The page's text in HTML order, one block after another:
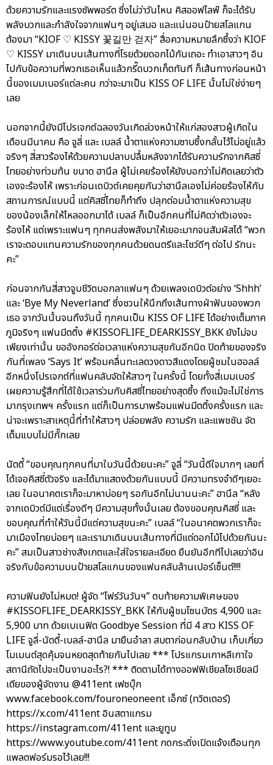
ด้วยความรักและแรงซัพพอร์ต ซึ่งไม่ว่าวันไหน คิสออฟไลฟ์ ก็จะได้รับ
พลังบวกและกำลังใจจากแฟนๆ อยู่เสมอ และแน่นอนป้ายสโลแกน
ต้องมา “KIOF ♡ KISSY 꽃길만 걷자” สื่อความหมายลึกซึ้งว่า KIOF
♡ KISSY มาเดินบนเส้นทางที่โรยด้วยดอกไม้กันเถอะ ทำเอาสาวๆ อิน
ไปกับข้อความที่พวกเธอเห็นแล้วกรี๊ดบวกเก็ตทันที ก็เส้นทางก่อนหน้า
นี้ของเมมเบอร์แต่ละคน กว่าจะมาเป็น KISS OF LIFE นั้นไม่ใช่ง่ายๆ
เลย
นอกจากนี้ยังมีโปรเจกต์ฉลองวันเกิดล่วงหน้าให้แก่สองสาวผู้เกิดใน
เดือนมีนาคม คือ จูลี่ และ เบลล์ น้ำตาแห่งความซาบซึ้งกลั้นไว้ไม่อยู่แล้ว
จริงๆ สี่สาวร้องไห้ด้วยความปลาบปลื้มหลังจากได้รับความรักจากคิสซี่
ไทยอย่างท่วมท้น ขนาด ฮานึล ผู้ไม่เคยร้องไห้ยังบอกว่าไม่คิดเลยว่าตัว
เองจะร้องไห้ เพราะก่อนเดบิวต์เคยคุยกันว่าฮานึลเองไม่ค่อยร้องไห้กับ
สถานการณ์แบบนี้ แต่คิสซี่ไทยก็ทำถึง ปลุกต่อมน้ำตาแห่งความสุข
ของน้องเล็กให้ไหลออกมาได้ เบลล์ ก็เป็นอีกคนที่ไม่คิดว่าตัวเองจะ
ร้องไห้ แต่เพราะแฟนๆ ทุกคนส่งพลังมาให้เยอะมากจนสัมผัสได้ “พวก
เราจะตอบแทนความรักของทุกคนด้วยดนตรีและโชว์ดีๆ ต่อไป รักนะ
คะ”
ก่อนจากกันสี่สาวจูบชีวิตบอกลาแฟนๆ ด้วยเพลงเดบิวต์อย่าง ‘Shhh’
และ ‘Bye My Neverland’ ซึ่งชวนให้นึกถึงเส้นทางฝ่าฟันของพวก
เธอ จากวันนั้นจนถึงวันนี้ ทุกคนเป็น KISS OF LIFE ได้อย่างเต็มภาค
ภูมิจริงๆ แฟนมีตติ้ง #KISSOFLIFE_DEARKISSY_BKK ยังไม่จบ
เพียงเท่านั้น ขออังกอร์ต่อเวลาแห่งความสุขกันอีกนิด ปิดท้ายของจริง
กันที่เพลง ‘Says It’ พร้อมคลื่นทะเลดวงดาวสีแดงโดยผู้ชมในฮอลล์
อีกหนึ่งโปรเจกต์ที่แฟนคลับจัดให้สาวๆ ในครั้งนี้ โดยทั้งสี่เมมเบอร์
เผยความรู้สึกที่ได้ใช้เวลาร่วมกับคิสซี่ไทยอย่างสุดซึ้ง ถึงแม้จะไม่ใช่การ
มากรุงเทพฯ ครั้งแรก แต่ก็เป็นการมาพร้อมแฟนมีตติ้งครั้งแรก และ
น่าจะเพราะสาเหตุนี้ที่ทำให้สาวๆ ปล่อยพลัง ความรัก และแพชชัน จัด
เต็มแบบไม่มีกั๊กเลย
นัตตี้ “ขอบคุณทุกคนที่มาในวันนี้ด้วยนะคะ” จูลี่ “วันนี้ดีใจมากๆ เลยที่
ได้เจอคิสซี่ตัวจริง และได้มาแสดงด้วยกันแบบนี้ มีความทรงจำดีๆเยอะ
เลย ในอนาคตเราก็จะมาหาบ่อยๆ รอกันอีกไม่นานนะคะ” ฮานึล “หลัง
จากเดบิวต์มีแต่เรื่องดีๆ มีความสุขทั้งนั้นเลย ต้องขอบคุณคิสซี่ และ
ขอบคุณที่ทำให้วันนี้มีแต่ความสุขนะคะ” เบลล์ “ในอนาคตพวกเราก็จะ
มาเมืองไทยบ่อยๆ และเรามาเดินบนเส้นทางที่มีแต่ดอกไม้ไปด้วยกันนะ
คะ” สมเป็นสาวช่างสังเกตและใส่ใจรายละเอียด ยืนยันอีกทีไปเลยว่าอิน
จริงกับข้อความบนป้ายสโลแกนของแฟนคลับล้านเปอร์เซ็นต์!!!!
ความฟินยังไม่หมด! ผู้จัด “โฟร์วันวันฯ” ตบท้ายความพิเศษของ
#KISSOFLIFE_DEARKISSY_BKK ให้กับผู้ชมโซนบัตร 4,900 และ
5,900 บาท ด้วยเบเนฟิต Goodbye Session ที่มี 4 สาว KISS OF
LIFE จูลี่-นัตตี้-เบลล์-ฮานึล มายืนอำลา สบตาก่อนกลับบ้าน เก็บเกี่ยว
โมเมนต์สุดคุ้มจนหยดสุดท้ายกันไปเลย *** โปรแกรมเกาหลีเกาใจ
สถานีถัดไปจะเป็นงานอะไร?! *** ติดตามได้ทางออฟฟิเชียลโซเชียลมี
เดียของผู้จัดงาน @411ent เฟซบุ๊ก
www.facebook.com/fouroneoneent เอ็กซ์ (ทวิตเตอร์)
https://x.com/411ent อินสตาแกรม
https://instagram.com/411ent และยูทูบ
https://www.youtube.com/411ent กดกระดิ่งเปิดแจ้งเตือนทุก
แพลตฟอร์มรอไว้เลย!!!